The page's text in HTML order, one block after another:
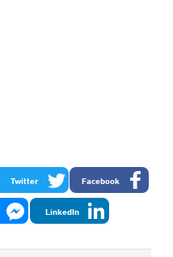
Facebook
Twitter
LinkedIn